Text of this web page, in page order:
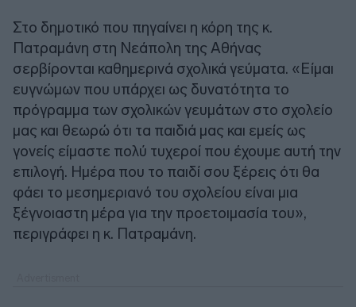
Στο δημοτικό που πηγαίνει η κόρη της κ.
Πατραμάνη στη Νεάπολη της Αθήνας
σερβίρονται καθημερινά σχολικά γεύματα. «Είμαι
ευγνώμων που υπάρχει ως δυνατότητα το
πρόγραμμα των σχολικών γευμάτων στο σχολείο
μας και θεωρώ ότι τα παιδιά μας και εμείς ως
γονείς είμαστε πολύ τυχεροί που έχουμε αυτή την
επιλογή. Ημέρα που το παιδί σου ξέρεις ότι θα
φάει το μεσημεριανό του σχολείου είναι μια
ξέγνοιαστη μέρα για την προετοιμασία του»,
περιγράφει η κ. Πατραμάνη.